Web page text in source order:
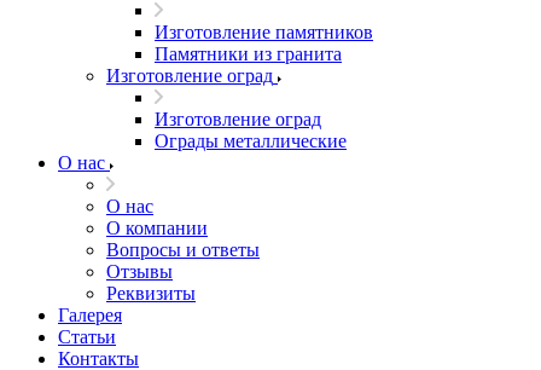
Изготовление памятников
Памятники из гранита
Изготовление оград
Изготовление оград
Ограды металлические
О нас
О нас
О компании
Вопросы и ответы
Отзывы
Реквизиты
Галерея
Статьи
Контакты